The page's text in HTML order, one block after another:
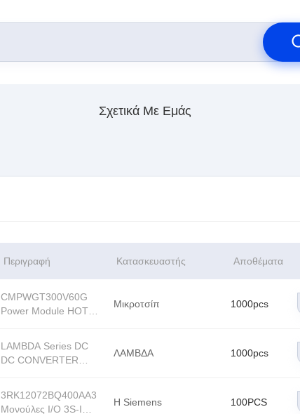
Σχετικά Με Εμάς
Περιγραφή Κατασκευαστής Αποθέματα
CMPWGT300V60G
Power Module HOT
Μικροτσίπ 1000pcs
LAMBDA Series DC
DC CONVERTER
ΛΑΜΒΔΑ 1000pcs
3RK12072BQ400AA3
Μονούλες I/O 3S-I
Η Siemens 100PCS